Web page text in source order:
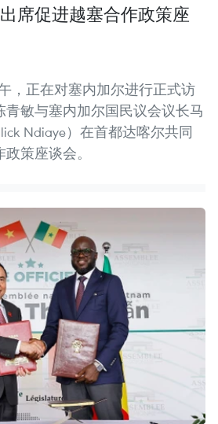
席促进越塞合作政策座
，正在对塞内加尔进行正式访
青敏与塞内加尔国民议会议长马
Ndiaye）在首都达喀尔共同
策座谈会。